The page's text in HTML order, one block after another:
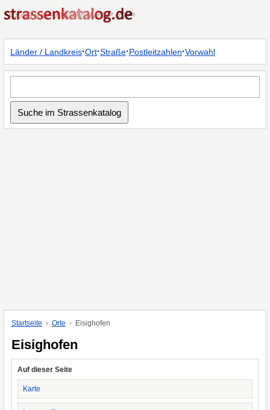
Länder / Landkreis·Ort·Straße·Postleitzahlen·Vorwahl
Startseite Orte Eisighofen
Eisighofen
Auf dieser Seite
Karte